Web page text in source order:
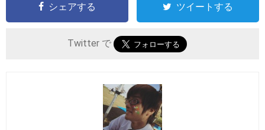
シェアする ツイートする
Twitter で